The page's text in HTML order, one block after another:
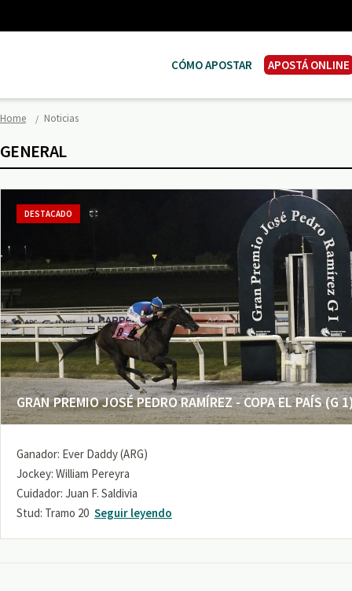
CÓMO APOSTAR APOSTÁ ONLINE
Home Noticias
GENERAL
GRAN PREMIO JOSÉ PEDRO RAMÍREZ - COPA EL PAÍS (G
DESTACADO
Ganador: Ever Daddy (ARG)
Jockey: William Pereyra
Cuidador: Juan F. Saldivia
Stud: Tramo 20 Seguir leyendo